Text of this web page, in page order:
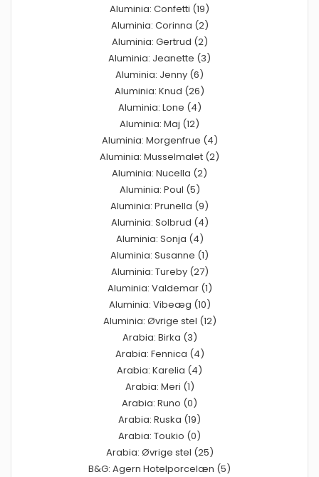
Aluminia: Confetti (19)
Aluminia: Corinna (2)
Aluminia: Gertrud (2)
Aluminia: Jeanette (3)
Aluminia: Jenny (6)
Aluminia: Knud (26)
Aluminia: Lone (4)
Aluminia: Maj (12)
Aluminia: Morgenfrue (4)
Aluminia: Musselmalet (2)
Aluminia: Nucella (2)
Aluminia: Poul (5)
Aluminia: Prunella (9)
Aluminia: Solbrud (4)
Aluminia: Sonja (4)
Aluminia: Susanne (1)
Aluminia: Tureby (27)
Aluminia: Valdemar (1)
Aluminia: Vibeæg (10)
Aluminia: Øvrige stel (12)
Arabia: Birka (3)
Arabia: Fennica (4)
Arabia: Karelia (4)
Arabia: Meri (1)
Arabia: Runo (0)
Arabia: Ruska (19)
Arabia: Toukio (0)
Arabia: Øvrige stel (25)
B&G: Agern Hotelporcelæn (5)